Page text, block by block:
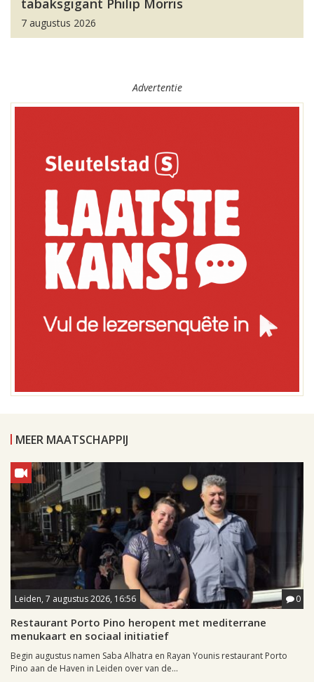
tabaksgigant Philip Morris
7 augustus 2026
Advertentie
MEER MAATSCHAPPIJ
Leiden, 7 augustus 2026, 16:56 0
Restaurant Porto Pino heropent met mediterrane
menukaart en sociaal initiatief
Begin augustus namen Saba Alhatra en Rayan Younis restaurant Porto
Pino aan de Haven in Leiden over van de...